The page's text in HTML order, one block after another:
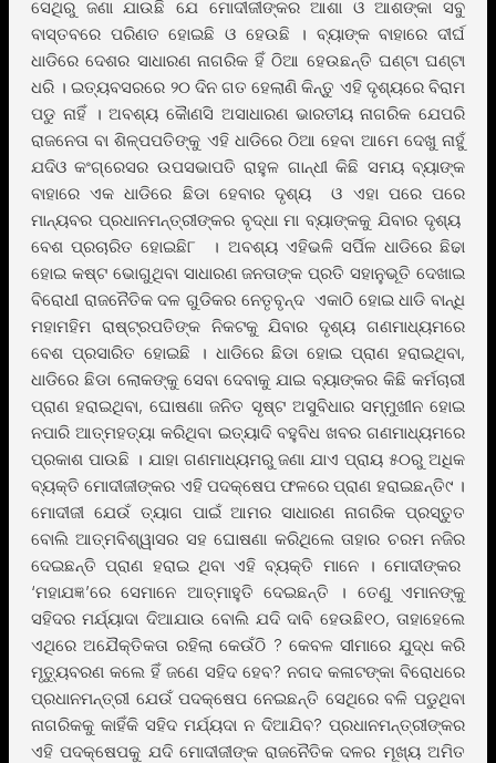
ସେଥିରୁ ଜଣା ଯାଉଛି ଯେ ମୋଦୀଜୀଙ୍କର ଆଶା ଓ ଆଶଙ୍କା ସବୁ
ବାସ୍ତବରେ ପରିଣତ ହୋଇଛି ଓ ହେଉଛି । ବ୍ୟାଙ୍କ ବାହାରେ ଦୀର୍ଘ
ଧାଡିରେ ଦେଶର ସାଧାରଣ ନାଗରିକ ହିଁ ଠିଆ ହେଉଛନ୍ତି ଘଣ୍ଟା ଘଣ୍ଟା
ଧରି । ଇତ୍ୟବସରରେ ୨୦ ଦିନ ଗତ ହେଲାଣି କିନ୍ତୁ ଏହି ଦୃଶ୍ୟରେ ବିରାମ
ପଡୁ ନାହିଁ । ଅବଶ୍ୟ କୈାଣସି ଅସାଧାରଣ ଭାରତୀୟ ନାଗରିକ ଯେପରି
ରାଜନେତା ବା ଶିଳ୍ପପତିଙ୍କୁ ଏହି ଧାଡିରେ ଠିଆ ହେବା ଆମେ ଦେଖୁ ନାହୁଁ
ଯଦିଓ କଂଗ୍ରେସର ଉପସଭାପତି ରାହୁଳ ଗାନ୍ଧୀ କିଛି ସମୟ ବ୍ୟାଙ୍କ
ବାହାରେ ଏକ ଧାଡିରେ ଛିଡା ହେବାର ଦୃଶ୍ୟ ଓ ଏହା ପରେ ପରେ
ମାନ୍ୟବର ପ୍ରଧାନମନ୍ତ୍ରୀଙ୍କର ବୃଦ୍ଧା ମା ବ୍ୟାଙ୍କକୁ ଯିବାର ଦୃଶ୍ୟ
ବେଶ ପ୍ରଚାରିତ ହୋଇଛି୮ । ଅବଶ୍ୟ ଏହିଭଳି ସର୍ପିଳ ଧାଡିରେ ଛିଢା
ହୋଇ କଷ୍ଟ ଭୋଗୁଥିବା ସାଧାରଣ ଜନତାଙ୍କ ପ୍ରତି ସହାନୁଭୂତି ଦେଖାଇ
ବିରୋଧୀ ରାଜନୈତିକ ଦଳ ଗୁଡିକର ନେତୃବୃନ୍ଦ ଏକାଠି ହୋଇ ଧାଡି ବାନ୍ଧି
ମହାମହିମ ରାଷ୍ଟ୍ରପତିଙ୍କ ନିକଟକୁ ଯିବାର ଦୃଶ୍ୟ ଗଣମାଧ୍ୟମରେ
ବେଶ ପ୍ରସାରିତ ହୋଇଛି । ଧାଡିରେ ଛିଡା ହୋଇ ପ୍ରାଣ ହରାଇଥିବା,
ଧାଡିରେ ଛିଡା ଲୋକଙ୍କୁ ସେବା ଦେବାକୁ ଯାଇ ବ୍ୟାଙ୍କର କିଛି କର୍ମଚାରୀ
ପ୍ରାଣ ହରାଇଥିବା, ଘୋଷଣା ଜନିତ ସୃଷ୍ଟ ଅସୁବିଧାର ସମ୍ମୁଖୀନ ହୋଇ
ନପାରି ଆତ୍ମହତ୍ୟା କରିଥିବା ଇତ୍ୟାଦି ବହୁବିଧ ଖବର ଗଣମାଧ୍ୟମରେ
ପ୍ରକାଶ ପାଉଛି । ଯାହା ଗଣମାଧ୍ୟମରୁ ଜଣା ଯାଏ ପ୍ରାୟ ୫୦ରୁ ଅଧିକ
ବ୍ୟକ୍ତି ମୋଦୀଜୀଙ୍କର ଏହି ପଦକ୍ଷେପ ଫଳରେ ପ୍ରାଣ ହରାଇଛନ୍ତି୯ ।
ମୋଦୀଜୀ ଯେଉଁ ତ୍ୟାଗ ପାଇଁ ଆମର ସାଧାରଣ ନାଗରିକ ପ୍ରସ୍ତୁତ
ବୋଲି ଆତ୍ମବିଶ୍ୱାସର ସହ ଘୋଷଣା କରିଥିଲେ ତାହାର ଚରମ ନଜିର
ଦେଇଛନ୍ତି ପ୍ରାଣ ହରାଇ ଥିବା ଏହି ବ୍ୟକ୍ତି ମାନେ । ମୋଦୀଙ୍କର
‘ମହାଯଜ୍ଞ’ରେ ସେମାନେ ଆତ୍ମାହୁତି ଦେଇଛନ୍ତି । ତେଣୁ ଏମାନଙ୍କୁ
ସହିଦର ମର୍ଯ୍ୟାଦା ଦିଆଯାଉ ବୋଲି ଯଦି ଦାବି ହେଉଛି୧୦, ତାହାହେଲେ
ଏଥିରେ ଅଯୈକ୍ତିକତା ରହିଲା କେଉଁଠି ? କେବଳ ସୀମାରେ ଯୁଦ୍ଧ କରି
ମୃତ୍ୟୁବରଣ କଲେ ହିଁ ଜଣେ ସହିଦ ହେବ? ନଗଦ କଳାଟଙ୍କା ବିରୋଧରେ
ପ୍ରଧାନମନ୍ତ୍ରୀ ଯେଉଁ ପଦକ୍ଷେପ ନେଇଛନ୍ତି ସେଥିରେ ବଳି ପଡୁଥିବା
ନାଗରିକକୁ କାହିଁକି ସହିଦ ମର୍ଯ୍ୟଦା ନ ଦିଆଯିବ? ପ୍ରଧାନମନ୍ତ୍ରୀଙ୍କର
ଏହି ପଦକ୍ଷେପକୁ ଯଦି ମୋଦୀଜୀଙ୍କ ରାଜନୈତିକ ଦଳର ମୂଖ୍ୟ ଅମିତ